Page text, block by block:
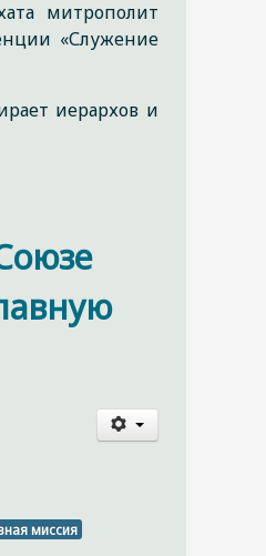
митрополит
«Служение
иерархов и
миссия